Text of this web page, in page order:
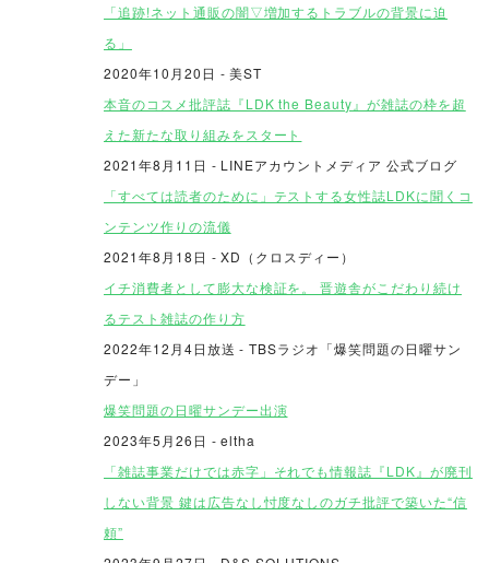
「追跡!ネット通販の闇▽増加するトラブルの背景に迫
る」
2020年10月20日 - 美ST
本音のコスメ批評誌『LDK the Beauty』が雑誌の枠を超
えた新たな取り組みをスタート
2021年8月11日 - LINEアカウントメディア 公式ブログ
「すべては読者のために」テストする女性誌LDKに聞くコ
ンテンツ作りの流儀
2021年8月18日 - XD（クロスディー）
イチ消費者として膨大な検証を。 晋遊舎がこだわり続け
るテスト雑誌の作り方
2022年12月4日放送 - TBSラジオ「爆笑問題の日曜サン
デー」
爆笑問題の日曜サンデー出演
2023年5月26日 - eltha
「雑誌事業だけでは赤字」それでも情報誌『LDK』が廃刊
しない背景 鍵は広告なし忖度なしのガチ批評で築いた“信
頼”